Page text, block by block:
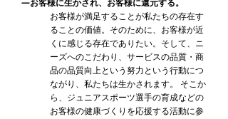
―お客様に生かされ、お客様に還元する。
お客様が満足することが私たちの存在す
ることの価値。そのために、お客様が近
くに感じる存在でありたい。そして、ニ
ーズへのこだわり、サービスの品質・商
品の品質向上という努力という行動につ
ながり、私たちは生かされます。 そこか
ら、ジュニアスポーツ選手の育成などの
お客様の健康づくりを応援する活動に参